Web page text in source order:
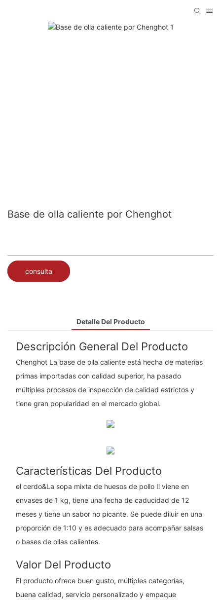
Base de olla caliente por Chenghot
consulta
Detalle Del Producto
Descripción General Del Producto
Chenghot La base de olla caliente está hecha de materias
primas importadas con calidad superior, ha pasado
múltiples procesos de inspección de calidad estrictos y
tiene gran popularidad en el mercado global.
Características Del Producto
el cerdo&La sopa mixta de huesos de pollo Ⅱ viene en
envases de 1 kg, tiene una fecha de caducidad de 12
meses y tiene un sabor no picante. Se puede diluir en una
proporción de 1:10 y es adecuado para acompañar salsas
o bases de ollas calientes.
Valor Del Producto
El producto ofrece buen gusto, múltiples categorías,
buena calidad, servicio personalizado y empaque